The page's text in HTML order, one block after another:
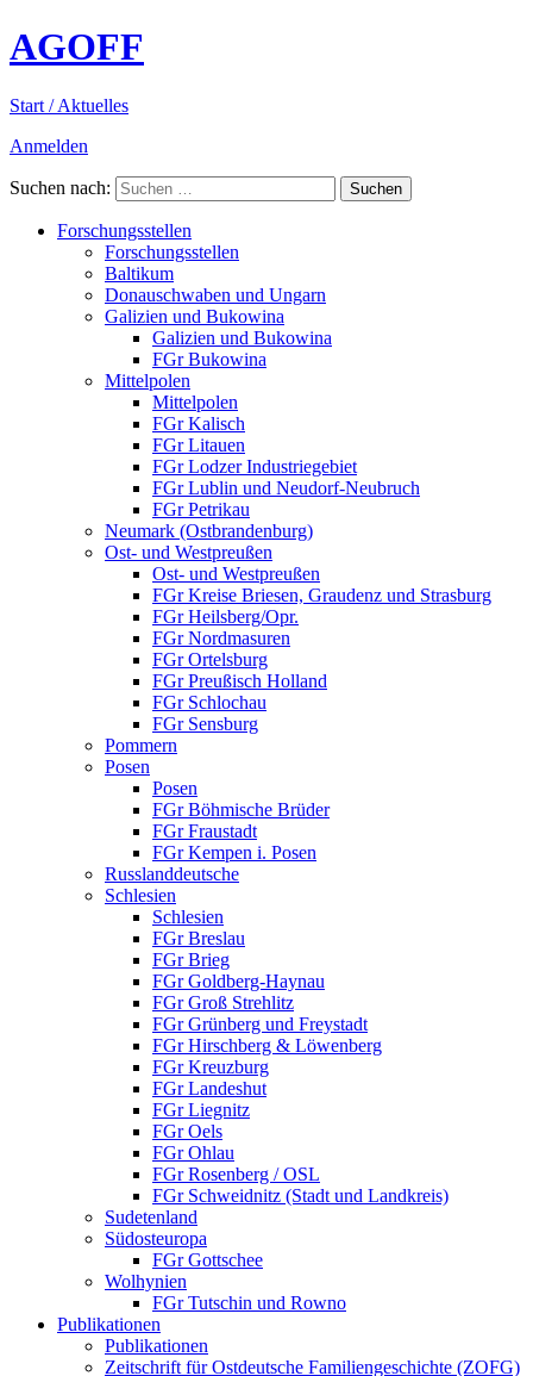
AGOFF
Start / Aktuelles
Anmelden
Suchen nach:
Forschungsstellen
Forschungsstellen
Baltikum
Donauschwaben und Ungarn
Galizien und Bukowina
Galizien und Bukowina
FGr Bukowina
Mittelpolen
Mittelpolen
FGr Kalisch
FGr Litauen
FGr Lodzer Industriegebiet
FGr Lublin und Neudorf-Neubruch
FGr Petrikau
Neumark (Ostbrandenburg)
Ost- und Westpreußen
Ost- und Westpreußen
FGr Kreise Briesen, Graudenz und Strasburg
FGr Heilsberg/Opr.
FGr Nordmasuren
FGr Ortelsburg
FGr Preußisch Holland
FGr Schlochau
FGr Sensburg
Pommern
Posen
Posen
FGr Böhmische Brüder
FGr Fraustadt
FGr Kempen i. Posen
Russlanddeutsche
Schlesien
Schlesien
FGr Breslau
FGr Brieg
FGr Goldberg-Haynau
FGr Groß Strehlitz
FGr Grünberg und Freystadt
FGr Hirschberg & Löwenberg
FGr Kreuzburg
FGr Landeshut
FGr Liegnitz
FGr Oels
FGr Ohlau
FGr Rosenberg / OSL
FGr Schweidnitz (Stadt und Landkreis)
Sudetenland
Südosteuropa
FGr Gottschee
Wolhynien
FGr Tutschin und Rowno
Publikationen
Publikationen
Zeitschrift für Ostdeutsche Familiengeschichte (ZOFG)